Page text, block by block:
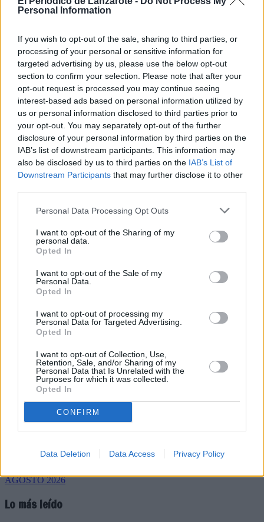
Personal Information
If you wish to opt-out of the sale, sharing to third parties, or
processing of your personal or sensitive information for
targeted advertising by us, please use the below opt-out
section to confirm your selection. Please note that after your
opt-out request is processed you may continue seeing
interest-based ads based on personal information utilized by
us or personal information disclosed to third parties prior to
your opt-out. You may separately opt-out of the further
disclosure of your personal information by third parties on the
IAB’s list of downstream participants. This information may
also be disclosed by us to third parties on the IAB’s List of
Downstream Participants that may further disclose it to other
Personal Data Processing Opt Outs
I want to opt-out of the Sharing of my
personal data.
Opted In
I want to opt-out of the Sale of my
Personal Data.
Opted In
I want to opt-out of processing my
Personal Data for Targeted Advertising.
Opted In
I want to opt-out of Collection, Use,
Retention, Sale, and/or Sharing of my
Personal Data that Is Unrelated with the
Purposes for which it was collected.
Opted In
CONFIRM
Data Deletion Data Access Privacy Policy
espectáculo inolvidable, donde Sabina
interpretará una selección de sus
un último nocaut emocional de más de
dos horas, con una veintena de temas
que son ya plegarias universales.
Esta gira representa el cierre de un
ciclo de medio siglo, un viaje que
comenzó en los inicios del cantautor en
el metro londinense y que ha dejado
una huella imborrable en la música
hispana.
Escribir un comentario
Nombre
Refescar
JComments
PUBLICIDAD
Lo más leído